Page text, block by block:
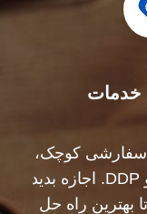
سفارشی کوچک،
FOB، CIF، DDU و DDP. اجازه بدید
بهترین راه حل